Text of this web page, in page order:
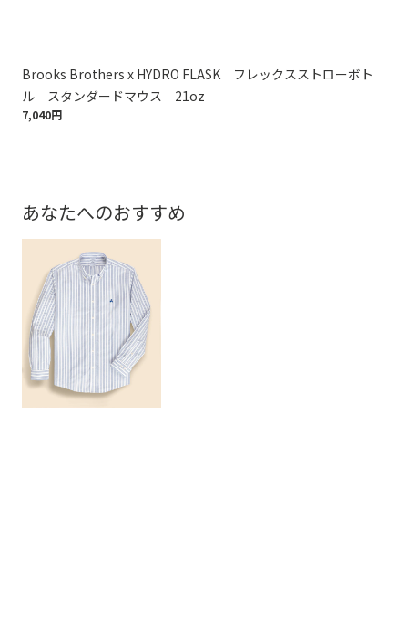
Brooks Brothers x HYDRO FLASK フレックスストローボト
ル スタンダードマウス 21oz
7,040円
あなたへのおすすめ